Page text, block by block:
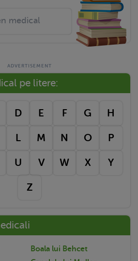
pe litere:
D E F G H
L M N O P
U V W X Y
Z
Boala lui Behcet